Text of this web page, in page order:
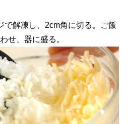
で解凍し、2cm角に切る。ご飯
せ、器に盛る。